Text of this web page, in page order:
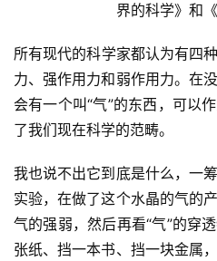
所有现代的科学家都认为有
力、强作用力和弱作用力。在
会有一个叫“气”的东西，可以
了我们现在科学的范畴。
我也说不出它到底是什么，一
实验，在做了这个水晶的气的
气的强弱，然后再看“气”的穿
张纸、挡一本书、挡一块金属